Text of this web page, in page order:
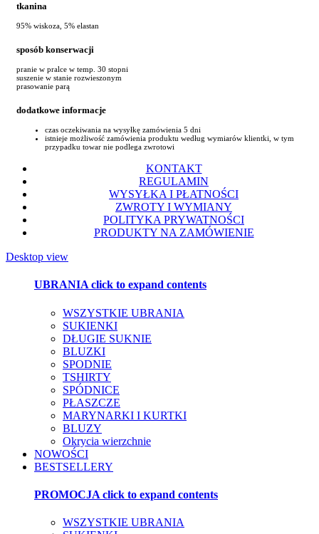
tkanina
95% wiskoza, 5% elastan
sposób konserwacji
pranie w pralce w temp. 30 stopni
suszenie w stanie rozwieszonym
prasowanie parą
dodatkowe informacje
czas oczekiwania na wysyłkę zamówienia 5 dni
istnieje możliwość zamówienia produktu według wymiarów klientki, w tym
przypadku towar nie podlega zwrotowi
KONTAKT
REGULAMIN
WYSYŁKA I PŁATNOŚCI
ZWROTY I WYMIANY
POLITYKA PRYWATNOŚCI
PRODUKTY NA ZAMÓWIENIE
Desktop view
UBRANIAclick to expand contents
WSZYSTKIE UBRANIA
SUKIENKI
DŁUGIE SUKNIE
BLUZKI
SPODNIE
TSHIRTY
SPÓDNICE
PŁASZCZE
MARYNARKI I KURTKI
BLUZY
Okrycia wierzchnie
NOWOŚCI
BESTSELLERY
PROMOCJA click to expand contents
WSZYSTKIE UBRANIA